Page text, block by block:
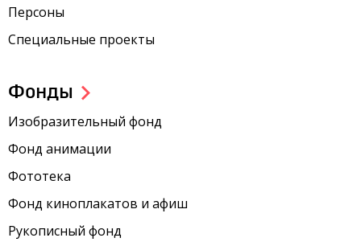
Персоны
Специальные проекты
Фонды
Изобразительный фонд
Фонд анимации
Фототека
Фонд киноплакатов и афиш
Рукописный фонд